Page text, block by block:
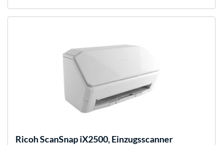
RicohScanSnap iX2500, Einzugsscanner